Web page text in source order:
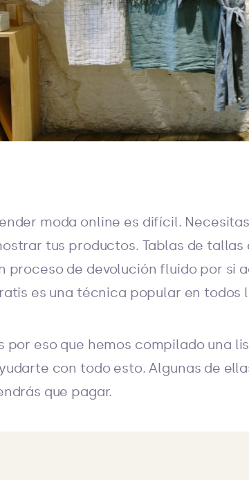
moda online es difícil.
tus productos. Tablas de
proceso de devolución fluido por si
es una técnica popular en todos
por eso que hemos compilado una
con todo esto. Algunas de
que pagar.